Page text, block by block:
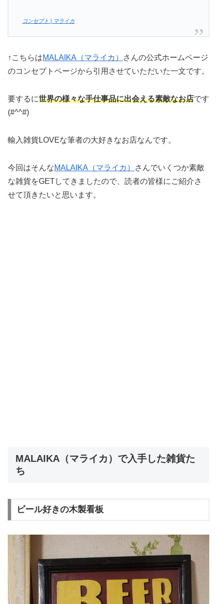
コンセプト | マライカ
↑こちらはMALAIKA（マライカ）
さんの公式ホームページ
のコンセプトページから引用させていただいた一文です。
要するに世界の様々な手仕事品に出会える素敵なお店です
(#^^#)
輸入雑貨LOVEな筆者の大好きなお店なんです。
今回はそんなMALAIKA（マライカ）
さんでいくつか素敵
な雑貨をGETしてきましたので、読者の皆様にご紹介さ
せて頂きたいと思います。
MALAIKA（マライカ）で入手した雑貨た
ち
ビール好きの木製看板